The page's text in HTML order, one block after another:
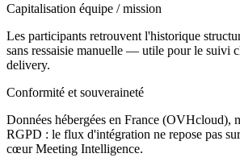
Capitalisation équipe / mission
Les participants retrouvent l'historique
sans ressaisie manuelle — utile pour le suivi
delivery.
Conformité et souveraineté
Données hébergées en France (OVHcloud),
RGPD : le flux d'intégration ne repose pas
cœur Meeting Intelligence.